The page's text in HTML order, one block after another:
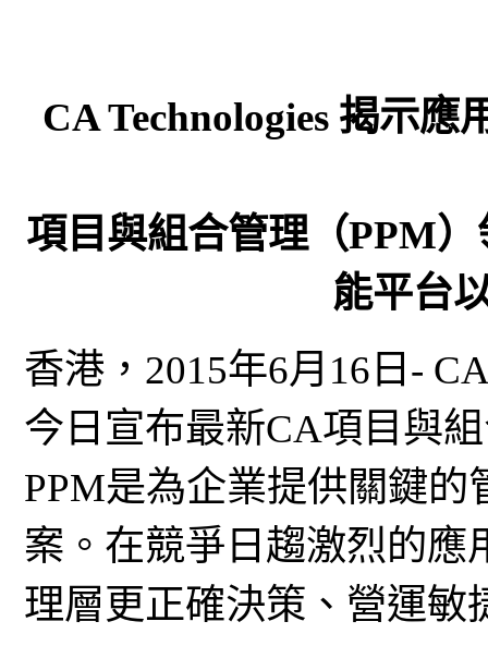
CA Technologies 揭示
項目與組合管理（PPM
能平台
香港，2015年6月16日-
今日宣布最新CA項目與
PPM是為企業提供關鍵
案。在競爭日趨激烈的應
理層更正確決策、營運敏